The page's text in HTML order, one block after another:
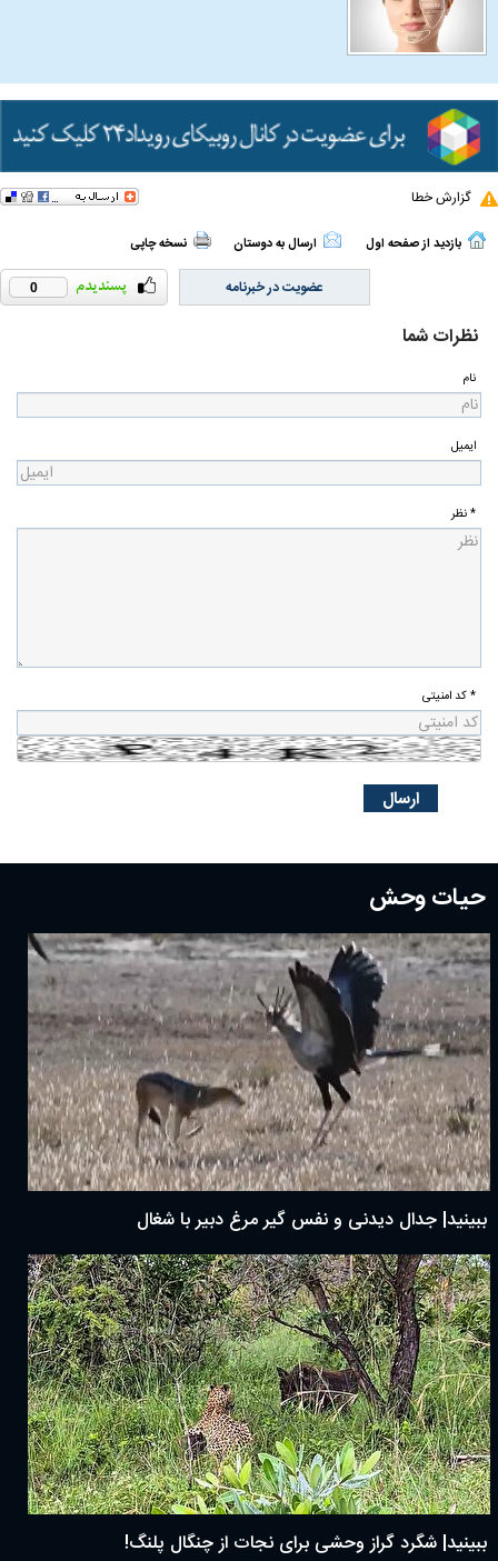
گزارش خطا
بازدید از صفحه اول ارسال به دوستان نسخه چاپی
0 عضویت در خبرنامه
نظرات شما
نام
ایمیل
* نظر
* کد امنیتی
حیات وحش
ببینید| جدال دیدنی و نفس گیر مرغ دبیر با شغال
ببینید| شگرد گراز وحشی برای نجات از چنگال پلنگ!